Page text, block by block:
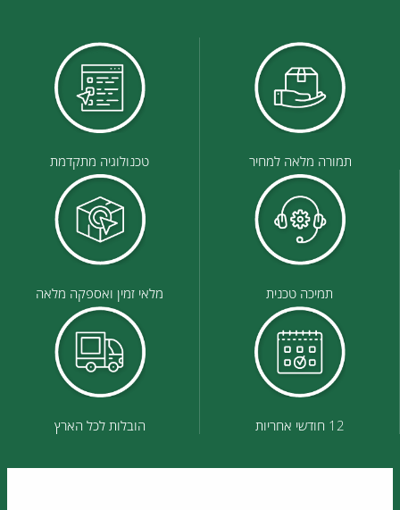
תמורה מלאה למחיר טכנולוגיה מתקדמת
תמיכה טכנית מלאי זמין ואספקה מלאה
12 חודשי אחריות הובלות לכל הארץ